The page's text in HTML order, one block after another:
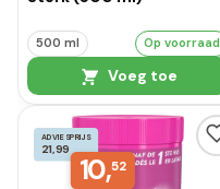
500 ml Op voorraad
Voeg toe
ADVIESPRIJS
21,99
10,52